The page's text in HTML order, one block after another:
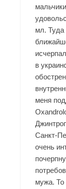
мл. Туда
в
меня
Санкт-
очень
мужа. То